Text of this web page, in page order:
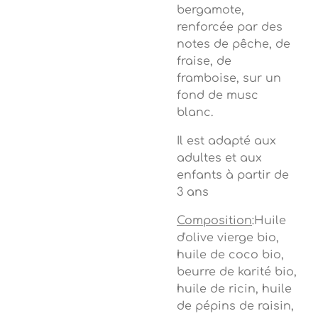
bergamote,
renforcée par des
notes de pêche, de
fraise, de
framboise, sur un
fond de musc
blanc.
Il est adapté aux
adultes et aux
enfants à partir de
3 ans
Composition:Huile
d'olive vierge bio,
huile de coco bio,
beurre de karité bio,
huile de ricin, huile
de pépins de raisin,